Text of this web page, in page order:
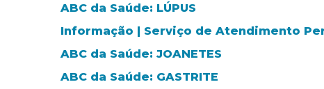
ABC da Saúde: LÚPUS
Informação | Serviço de Atendimento
ABC da Saúde: JOANETES
ABC da Saúde: GASTRITE